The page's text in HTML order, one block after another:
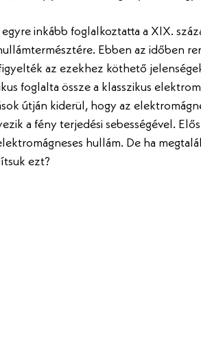
inkább foglalkoztatta a XIX.
Ebben az időben
az ezekhez köthető
foglalta össze a klasszikus
útján kiderül, hogy az
a fény terjedési sebességével.
hullám. De ha
ezt?